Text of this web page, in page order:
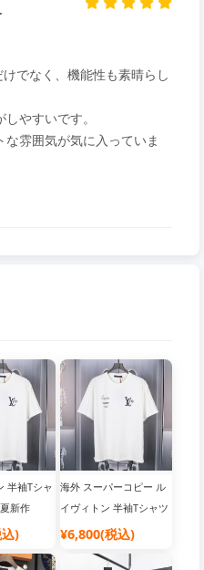
でなく、機能性も素晴らし
やすいです。
雰囲気が気に入っていま
半袖Tシャ
新作
)
海外 スーパーコピー ル
イヴィトン 半袖Tシャツ
男女兼用 トップス
¥6,800(税込)